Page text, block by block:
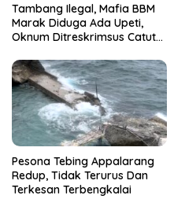
Tambang Ilegal, Mafia BBM
Marak Diduga Ada Upeti,
Oknum Ditreskrimsus Catut
Pesona Tebing Appalarang
Redup, Tidak Terurus Dan
Terkesan Terbengkalai